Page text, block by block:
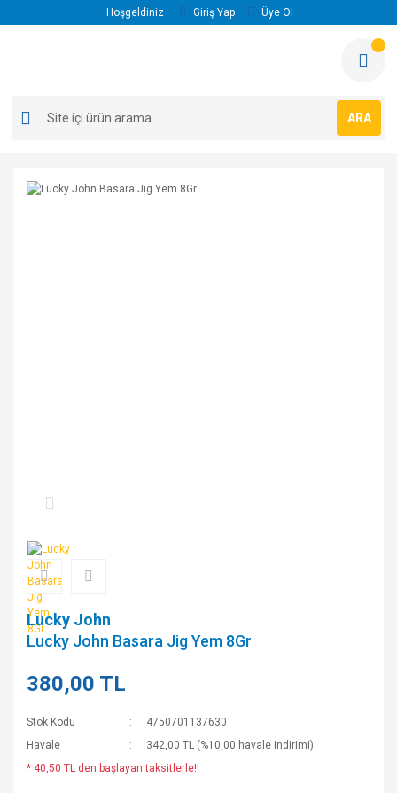
Hoşgeldiniz Giriş Yap Üye Ol
ARA
Lucky John
Lucky John Basara Jig Yem 8Gr
380,00 TL
Stok Kodu
4750701137630
Havale
342,00 TL (%10,00 havale indirimi)
* 40,50 TL den başlayan taksitlerle!!